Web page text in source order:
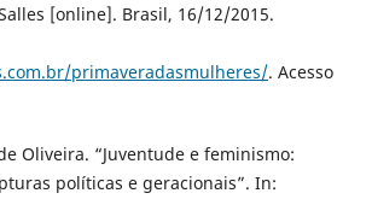
[online]. Brasil, 16/12/2015.
primaveradasmulheres/. Acesso
Oliveira. “Juventude e feminismo:
políticas e geracionais”. In: